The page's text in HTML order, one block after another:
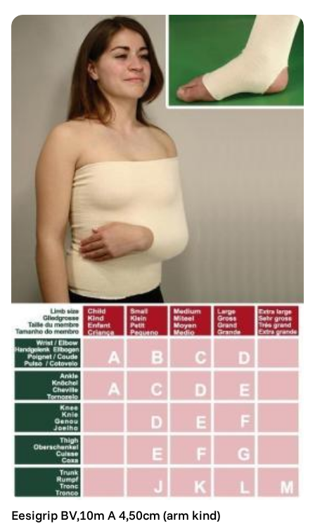
Eesigrip BV,10m A 4,50cm (arm kind)
Eesigrip BV,10m A 4,50cm (arm kind)